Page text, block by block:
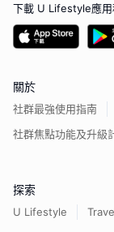
下載 U Lifestyle應用
關於
社群最強使用指南
社群焦點功能及升級
探索
U Lifestyle